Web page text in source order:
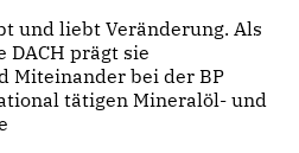
und liebt Veränderung. Als
DACH prägt sie
Miteinander bei der BP
tätigen Mineralöl- und